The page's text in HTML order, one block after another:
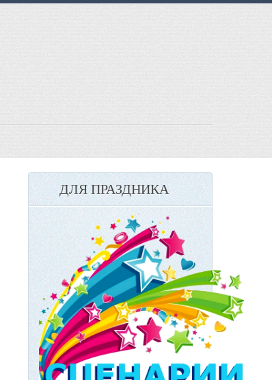
ДЛЯ ПРАЗДНИКА